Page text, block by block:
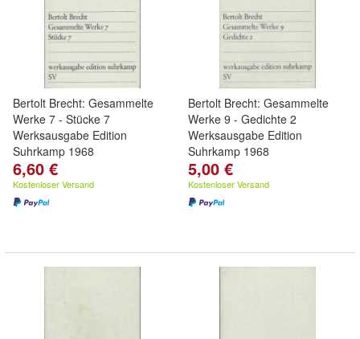
Bertolt Brecht: Gesammelte
Werke 7 - Stücke 7
Werksausgabe Edition
Suhrkamp 1968
6,60 €
Kostenloser Versand
Bertolt Brecht: Gesammelte
Werke 9 - Gedichte 2
Werksausgabe Edition
Suhrkamp 1968
5,00 €
Kostenloser Versand